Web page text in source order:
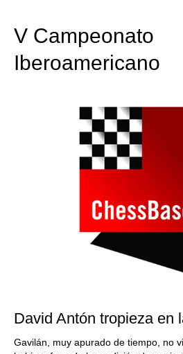
V Campeonato
Iberoamericano
David Antón tropieza en
Gavilán, muy apurado de tiempo, no